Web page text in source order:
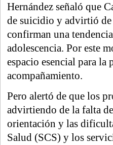
Hernández señaló que
de suicidio y advirtió de
confirman una
adolescencia. Por este
espacio esencial para
acompañamiento.
Pero alertó de que los
advirtiendo de la falta
orientación y las
Salud (SCS) y los